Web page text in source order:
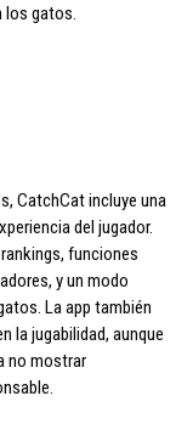
los gatos.
CatchCat incluye una
del jugador.
funciones
y un modo
La app también
la jugabilidad, aunque
no mostrar